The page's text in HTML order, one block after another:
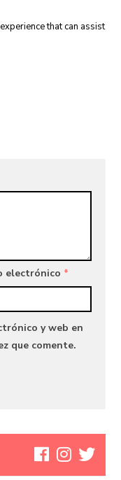
that can assist
electrónico *
y web en
que comente.